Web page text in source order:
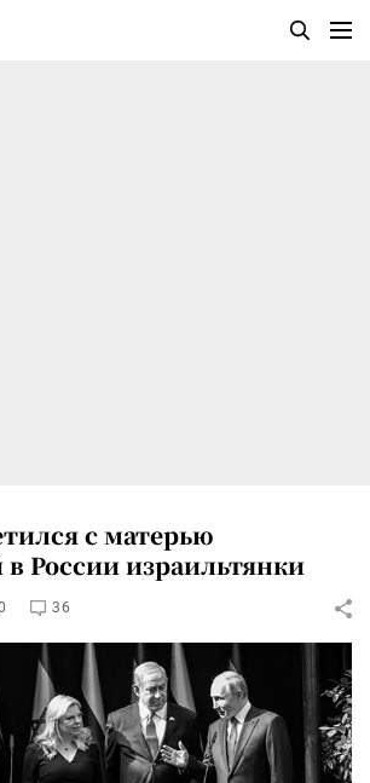
с матерью
России израильтянки
36